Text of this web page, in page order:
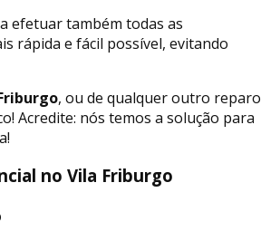
efetuar também todas as
rápida e fácil possível, evitando
, ou de qualquer outro reparo
Acredite: nós temos a solução para
no Vila Friburgo